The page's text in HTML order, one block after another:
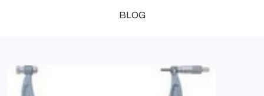
BLOG